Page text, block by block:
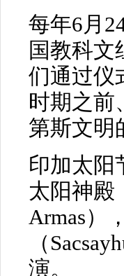
每年6月
国教科文
们通过仪
时期之前
第斯文明
印加太阳
太阳神殿
Armas）
（
演。